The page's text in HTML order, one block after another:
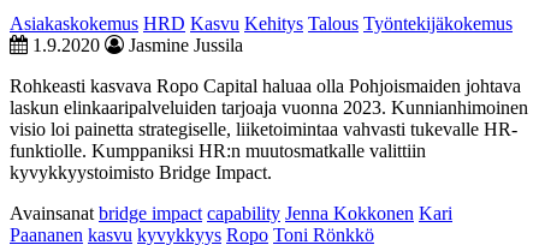
Asiakaskokemus HRD Kasvu Kehitys Talous Työntekijäkokemus
1.9.2020
Jasmine Jussila
Rohkeasti kasvava Ropo Capital haluaa olla Pohjoismaiden johtava
laskun elinkaaripalveluiden tarjoaja vuonna 2023. Kunnianhimoinen
visio loi painetta strategiselle, liiketoimintaa vahvasti tukevalle HR-
funktiolle. Kumppaniksi HR:n muutosmatkalle valittiin
kyvykkyystoimisto Bridge Impact.
Avainsanat bridge impact capability Jenna Kokkonen Kari
Paananen kasvu kyvykkyys Ropo Toni Rönkkö